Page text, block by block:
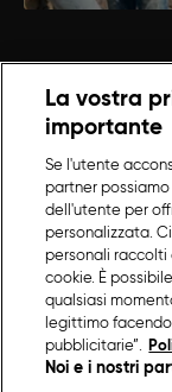
La vostra
importante
Se l'utente
partner
dell'utente per
personalizzata.
personali raccolti
cookie. È
qualsiasi
legittimo
pubblicitarie”.
Noi e i nostri